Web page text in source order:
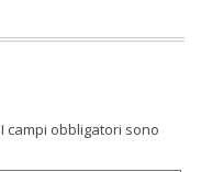
I campi obbligatori sono